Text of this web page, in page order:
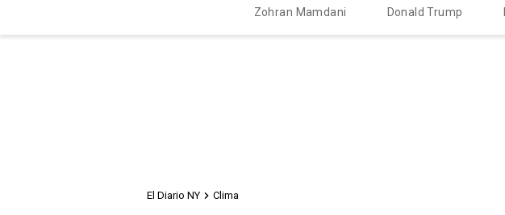
Zohran Mamdani Donald Trump
El Diario NY Clima